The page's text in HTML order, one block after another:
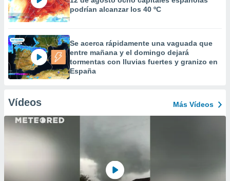
podrían alcanzar los 40 ºC
Se acerca rápidamente una vaguada que
entre mañana y el domingo dejará
tormentas con lluvias fuertes y granizo en
España
Vídeos Más Vídeos